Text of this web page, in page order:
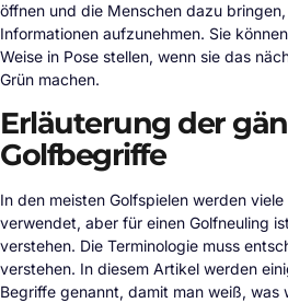
öffnen und die Menschen dazu
Informationen aufzunehmen. Sie
Weise in Pose stellen, wenn sie das
Grün machen.
Erläuterung der
Golfbegriffe
In den meisten Golfspielen werden
verwendet, aber für einen Golfneuling
verstehen. Die Terminologie muss
verstehen. In diesem Artikel werden
Begriffe genannt, damit man weiß,